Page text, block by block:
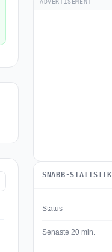
ADVERTISEMENT
SNABB-STATISTIK
Status
Senaste 20 min.